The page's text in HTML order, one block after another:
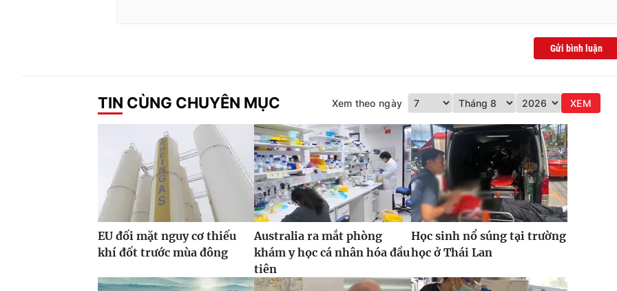
Gửi bình luận
TIN CÙNG CHUYÊN MỤC Xem theo ngày XEM
EU đối mặt nguy cơ thiếu
khí đốt trước mùa đông
Australia ra mắt phòng
khám y học cá nhân hóa đầu
tiên
Học sinh nổ súng tại trường
học ở Thái Lan